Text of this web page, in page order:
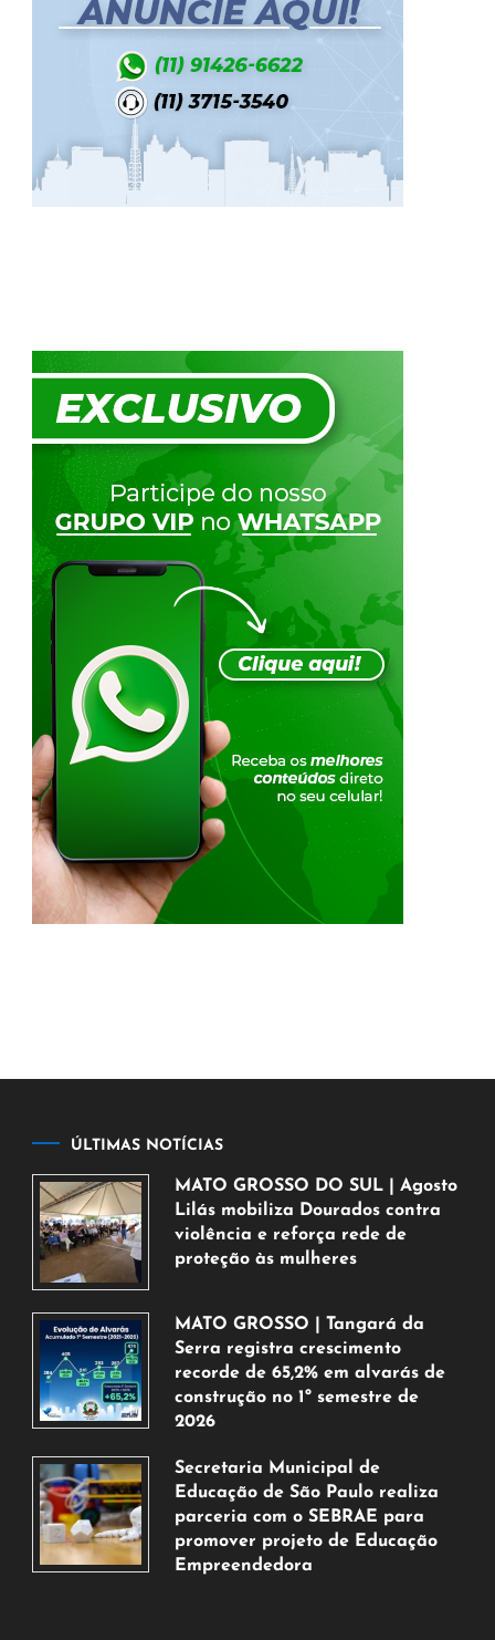
ÚLTIMAS NOTÍCIAS
MATO GROSSO DO SUL | Agosto
Lilás mobiliza Dourados contra
violência e reforça rede de
proteção às mulheres
de
agosto
de
2026
MATO GROSSO | Tangará da
Serra registra crescimento
recorde de 65,2% em alvarás de
construção no 1º semestre de
2026
de
agosto
de
2026
Secretaria Municipal de
Educação de São Paulo realiza
parceria com o SEBRAE para
promover projeto de Educação
Empreendedora